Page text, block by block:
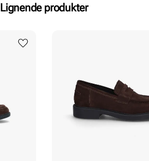
Lignende produkter